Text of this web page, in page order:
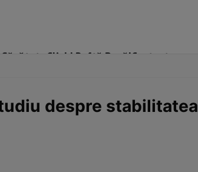
Click! Poftă Bună!Contact
despre stabilitatea